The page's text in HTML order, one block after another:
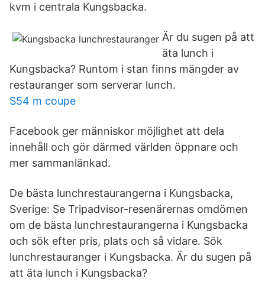
kvm i centrala Kungsbacka.
Är du sugen på att
äta lunch i
Kungsbacka? Runtom i stan finns mängder av
restauranger som serverar lunch.
S54 m coupe
Facebook ger människor möjlighet att dela
innehåll och gör därmed världen öppnare och
mer sammanlänkad.
De bästa lunchrestaurangerna i Kungsbacka,
Sverige: Se Tripadvisor-resenärernas omdömen
om de bästa lunchrestaurangerna i Kungsbacka
och sök efter pris, plats och så vidare. Sök
lunchrestauranger i Kungsbacka. Är du sugen på
att äta lunch i Kungsbacka?